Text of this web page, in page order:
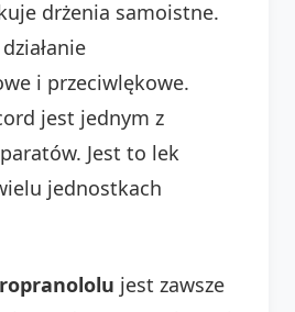
drżenia samoistne.
i przeciwlękowe.
jest jednym z
Jest to lek
jednostkach
jest zawsze